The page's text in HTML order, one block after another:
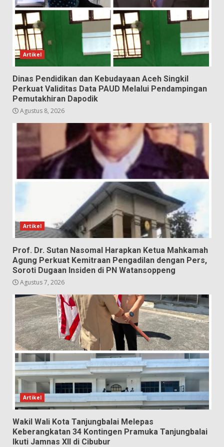
Artikel
Dinas Pendidikan dan Kebudayaan Aceh Singkil
Perkuat Validitas Data PAUD Melalui Pendampingan
Pemutakhiran Dapodik
Agustus 8, 2026
Artikel
Prof. Dr. Sutan Nasomal Harapkan Ketua Mahkamah
Agung Perkuat Kemitraan Pengadilan dengan Pers,
Soroti Dugaan Insiden di PN Watansoppeng
Agustus 7, 2026
Artikel
Wakil Wali Kota Tanjungbalai Melepas
Keberangkatan 34 Kontingen Pramuka Tanjungbalai
Ikuti Jamnas XII di Cibubur